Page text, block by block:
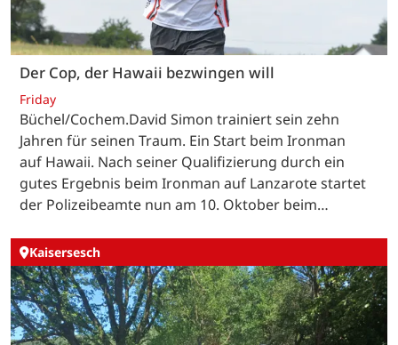
Der Cop, der Hawaii bezwingen will
Friday
Büchel/Cochem.David Simon trainiert sein zehn
Jahren für seinen Traum. Ein Start beim Ironman
auf Hawaii. Nach seiner Qualifizierung durch ein
gutes Ergebnis beim Ironman auf Lanzarote startet
der Polizeibeamte nun am 10. Oktober beim…
Kaisersesch